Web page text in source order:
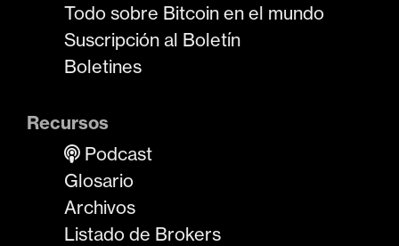
Todo sobre Bitcoin en el mundo
Suscripción al Boletín
Boletines
Recursos
Podcast
Glosario
Archivos
Listado de Brokers